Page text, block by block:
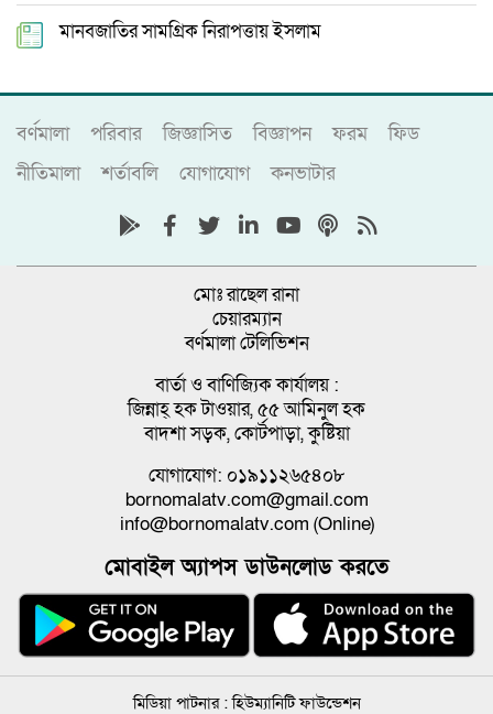
মানবজাতির সামগ্রিক নিরাপত্তায় ইসলাম
বর্ণমালা পরিবার জিজ্ঞাসিত বিজ্ঞাপন ফরম
ফিড
নীতিমালা
শর্তাবলি যোগাযোগ কনভাটার
মোঃ রাছেল রানা
চেয়ারম্যান
বর্ণমালা টেলিভিশন
বার্তা ও বাণিজ্যিক কার্যালয় :
জিন্নাহ্ হক টাওয়ার, ৫৫ আমিনুল হক
বাদশা সড়ক, কোর্টপাড়া, কুষ্টিয়া
যোগাযোগ: ০১৯১১২৬৫৪০৮
bornomalatv.com@gmail.com
info@bornomalatv.com (Online)
মোবাইল অ্যাপস ডাউনলোড করতে
মিডিয়া পাটনার :হিউম্যানিটি ফাউন্ডেশন